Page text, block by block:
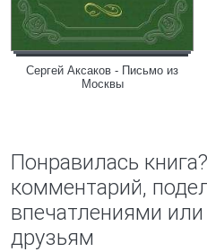
Сергей Аксаков - Письмо из
Москвы
Понравилась
комментарий,
впечатлениями
друзьям